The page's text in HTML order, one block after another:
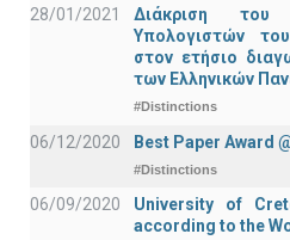
28/01/2021
Διάκριση του
Υπολογιστών
στον ετήσιο
των Ελληνικών
#Distinctions
06/12/2020 Best Paper Award
#Distinctions
06/09/2020
University of
according to the